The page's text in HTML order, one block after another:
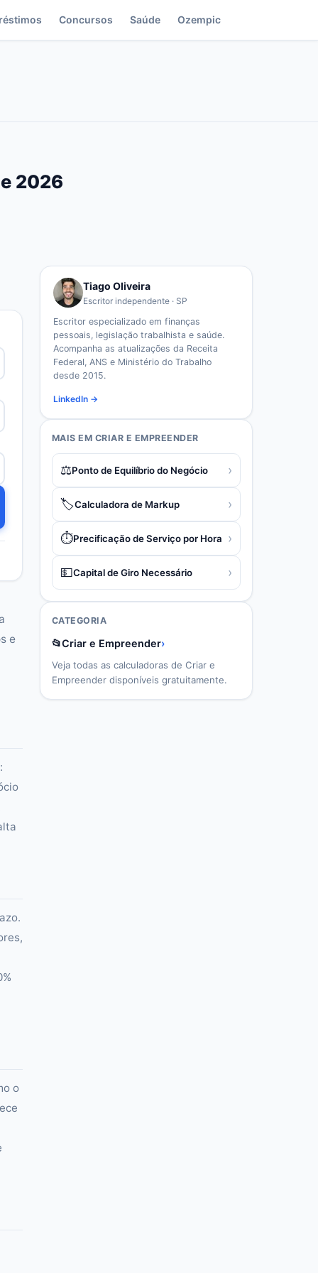
Concursos Saúde Ozempic
2026
e
o
Tiago Oliveira
Escritor independente · SP
Escritor especializado em finanças
pessoais, legislação trabalhista e saúde.
Acompanha as atualizações da Receita
Federal, ANS e Ministério do Trabalho
desde 2015.
LinkedIn →
MAIS EM CRIAR E EMPREENDER
⚖️Ponto de Equilíbrio do Negócio ›
🏷️Calculadora de Markup ›
⏱️Precificação de Serviço por Hora ›
💵Capital de Giro Necessário ›
CATEGORIA
📂Criar e Empreender›
Veja todas as calculadoras de Criar e
Empreender disponíveis gratuitamente.